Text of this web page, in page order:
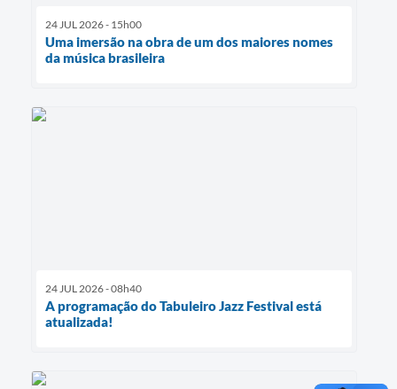
24 JUL 2026 - 15h00
Uma imersão na obra de um dos maiores nomes
da música brasileira
24 JUL 2026 - 08h40
A programação do Tabuleiro Jazz Festival está
atualizada!